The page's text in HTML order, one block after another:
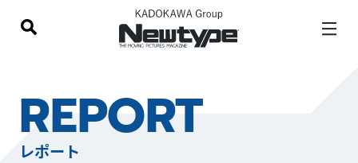
REPORT
レポート